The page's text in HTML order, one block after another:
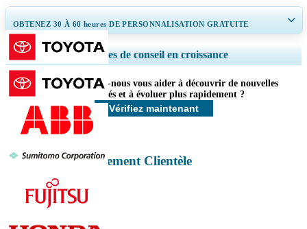
OBTENEZ 30 À 60heures DE PERSONNALISATION GRATUITE
Ampliar a cobertura regional e por país, Análise de segmentos, Perfis de
empresas, Benchmarking competitivo, e insights sobre o usuário final.
Personnaliser maintenant
Services de conseil en croissance
Comment pouvons-nous vous aider à découvrir de nouvelles
opportunités et à évoluer plus rapidement ?
Vérifiez maintenant
Machines et équipement Clientèle
Rapports associés